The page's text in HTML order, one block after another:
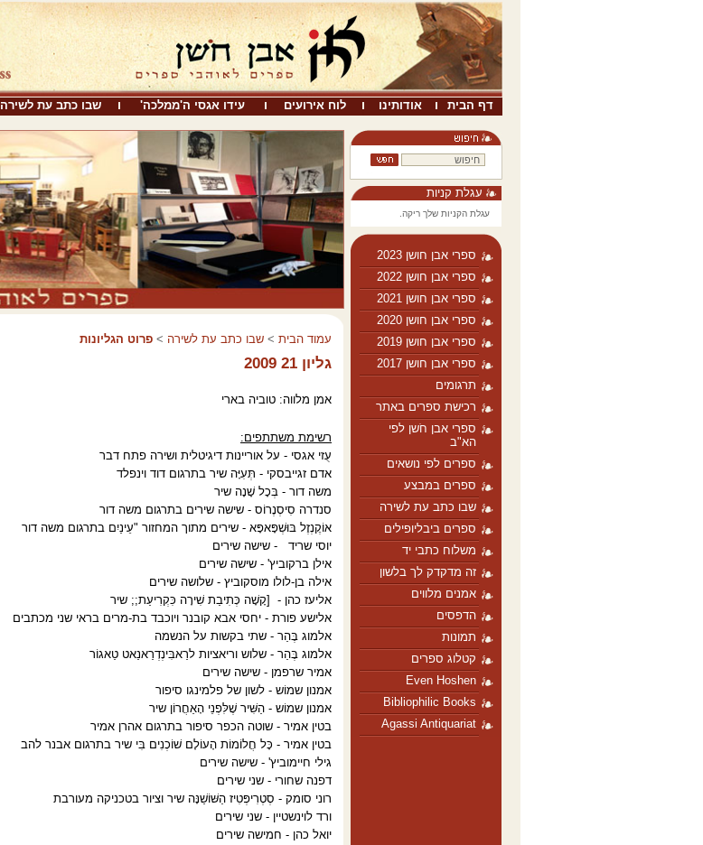
דף הבית אודותינו לוח אירועים עידו אגסי ה'ממלכה' שבו כתב עת לשירה
עגלת קניות
עגלת הקניות שלך ריקה.
ספרי אבן חושן 2023
ספרי אבן חושן 2022
ספרי אבן חושן 2021
ספרי אבן חושן 2020
ספרי אבן חושן 2019
ספרי אבן חושן 2017
תרגומים
רכישת ספרים באתר
ספרי אבן חֹשן לפי
הא"ב
ספרים לפי נושאים
ספרים במבצע
שבו כתב עת לשירה
ספרים ביבליופילים
משלוח כתבי יד
זה מדקדק לך בלשון
אמנים מלווים
הדפסים
תמונות
קטלוג ספרים
Even Hoshen
Bibliophilic Books
Agassi Antiquariat
עמוד הבית > שבו כתב עת לשירה > פרוט הגליונות
גליון 21 2009
אמן מלווה: טוביה בארי
רשימת משתתפים:
עֻזי אגסי - על אוריינות דיגיטלית ושירה פתח דבר
אדם זגייבסקי - תְּעִיָּה שיר בתרגום דוד וינפלד
משה דור - בְּכָל שָׁנָה שיר
סנדרה סִיסְנֶרוֹס - שישה שירים בתרגום משה דור
אוֹקֶנְזֶל בּוּשְׁפָּאפָּא - שירים מתוך המחזור "עֵינַיִם בתרגום משה דור
יוסי שריד
- שישה שירים
אילן ברקוביץ' - שישה שירים
אילה בן-לולו מוסקוביץ - שלושה שירים
אליעז כהן -
[קָשָׁה כְּתִיבַת שִׁירָה כִּקְרִיעַת;; שיר
אלישע פורת - יחסי אבא קובנר ויוכבד בת-מרים בראי שני מכתבים
אלמוג בֶּהַר - שתי בקשות על הנשמה
אלמוג בֶּהַר - שלוש וריאציות לרַאבִּינְדְרַאנַאט טַאגוֹר
אמיר שרפמן - שישה שירים
אמנון שמוֹש - לשון של פלמינגו סיפור
אמנון שמוֹש - הַשִּׁיר שֶׁלִּפְנֵי הָאַחֲרוֹן שיר
בטין אמיר - שוטה הכפר סיפור בתרגום אהרן אמיר
בטין אמיר - כָּל חֲלוֹמוֹת הָעוֹלָם שׁוֹכְנִים בִּי שיר בתרגום אבנר להב
גילי חיימוביץ' - שישה שירים
דפנה שחורי - שני שירים
רוני סומק - סְטְרִיפְּטִיז הַשּׁוֹשַׁנָּה שיר וציור בטכניקה מעורבת
ורד לוינשטיין - שני שירים
יואל כהן - חמישה שירים